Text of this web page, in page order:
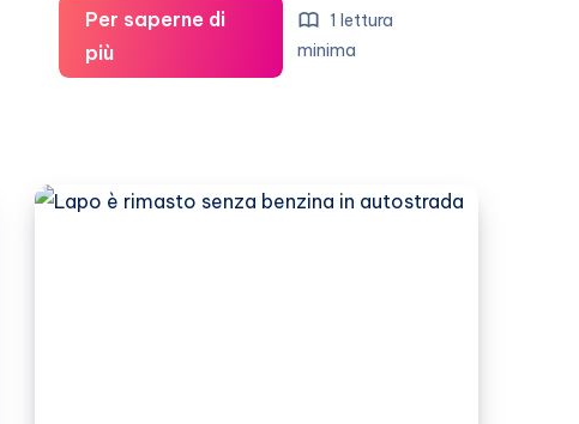
Per saperne di
piùLapo
Elkann
1 lettura
minima